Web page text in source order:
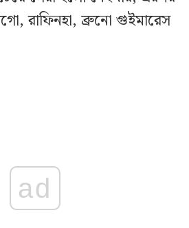
রাফিনহা, ব্রুনো গুইমারেস
ad